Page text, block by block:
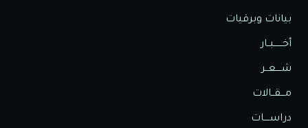
بيانات وبرقيات
أخــــــبــار
شــــعــر
مـــقــالات
دراســــات